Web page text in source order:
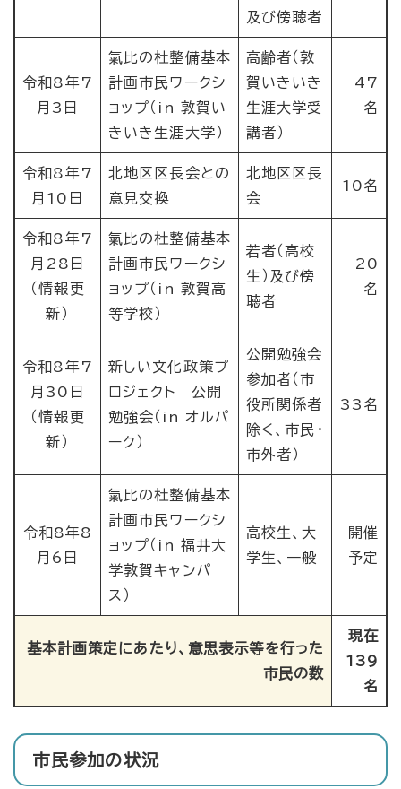
及び傍聴者
令和8年7
月3日
氣比の杜整備基本
計画市民ワークシ
ョップ（in 敦賀い
きいき生涯大学）
高齢者（敦
賀いきいき
生涯大学受
講者）
47
名
令和8年7
月10日
北地区区長会との
意見交換
北地区区長
会
10名
令和8年7
月28日
（情報更
新）
氣比の杜整備基本
計画市民ワークシ
ョップ（in 敦賀高
等学校）
若者（高校
生）及び傍
聴者
20
名
令和8年7
月30日
（情報更
新）
新しい文化政策プ
ロジェクト 公開
勉強会（in オルパ
ーク）
公開勉強会
参加者（市
役所関係者
除く、市民・
市外者）
33名
令和8年8
月6日
氣比の杜整備基本
計画市民ワークシ
ョップ（in 福井大
学敦賀キャンパ
ス）
高校生、大
学生、一般
開催
予定
基本計画策定にあたり、意思表示等を行った
市民の数
現在
139
名
市民参加の状況